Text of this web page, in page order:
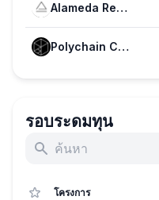
Alameda Research
Polychain Capital
รอบระดมทุน
โครงการ